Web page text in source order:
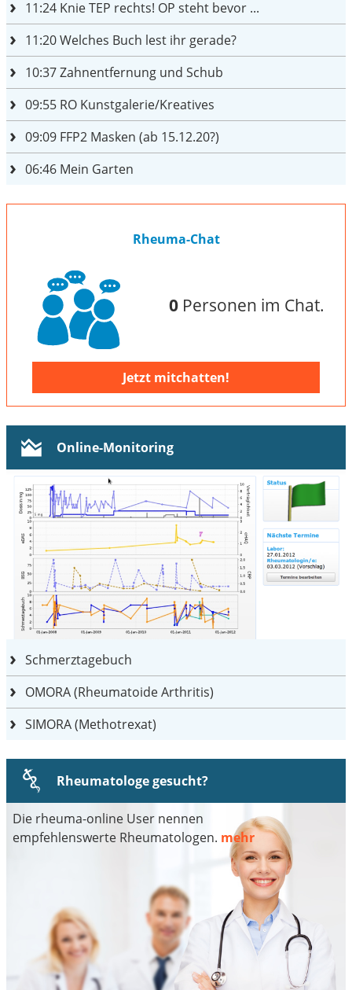
11:24 Knie TEP rechts! OP steht bevor ...
11:20Welches Buch lest ihr gerade?
10:37Zahnentfernung und Schub
09:55 RO Kunstgalerie/Kreatives
09:09 FFP2 Masken (ab 15.12.20?)
06:46 Mein Garten
Rheuma-Chat
0Personen im Chat.
Jetzt mitchatten!
Online-Monitoring
Schmerztagebuch
OMORA (Rheumatoide Arthritis)
SIMORA (Methotrexat)
Rheumatologe gesucht?
Die rheuma-online User nennen
empfehlenswerte Rheumatologen. mehr